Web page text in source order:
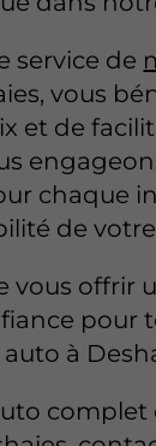
service de
vous
et de
chaque
de
vous offrir
pour
à
complet